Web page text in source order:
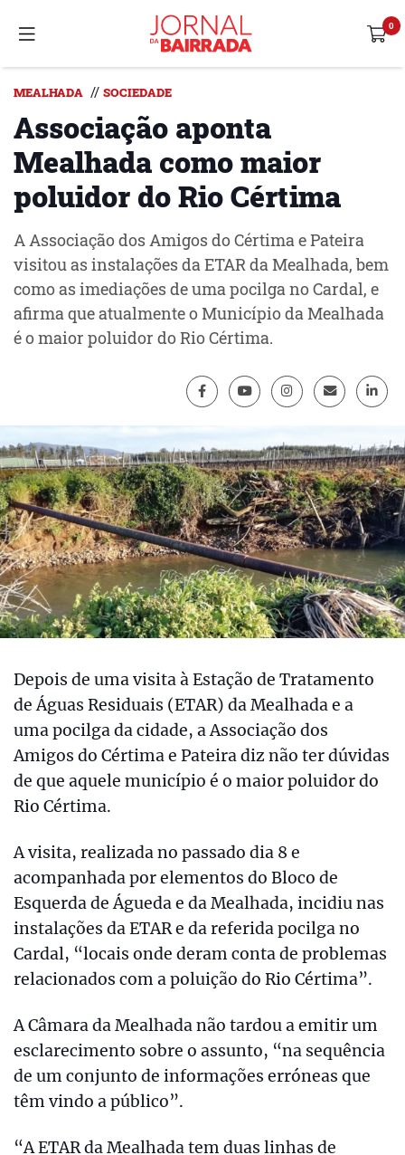
MEALHADA // SOCIEDADE
Associação aponta
Mealhada como maior
poluidor do Rio Cértima
A Associação dos Amigos do Cértima e Pateira
visitou as instalações da ETAR da Mealhada, bem
como as imediações de uma pocilga no Cardal, e
afirma que atualmente o Município da Mealhada
é o maior poluidor do Rio Cértima.
Depois de uma visita à Estação de Tratamento
de Águas Residuais (ETAR) da Mealhada e a
uma pocilga da cidade, a Associação dos
Amigos do Cértima e Pateira diz não ter dúvidas
de que aquele município é o maior poluidor do
Rio Cértima.
A visita, realizada no passado dia 8 e
acompanhada por elementos do Bloco de
Esquerda de Águeda e da Mealhada, incidiu nas
instalações da ETAR e da referida pocilga no
Cardal, “locais onde deram conta de problemas
relacionados com a poluição do Rio Cértima”.
A Câmara da Mealhada não tardou a emitir um
esclarecimento sobre o assunto, “na sequência
de um conjunto de informações erróneas que
têm vindo a público”.
“A ETAR da Mealhada tem duas linhas de